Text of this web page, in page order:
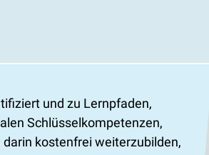
und zu Lernpfaden,
Schlüsselkompetenzen,
kostenfrei weiterzubilden,